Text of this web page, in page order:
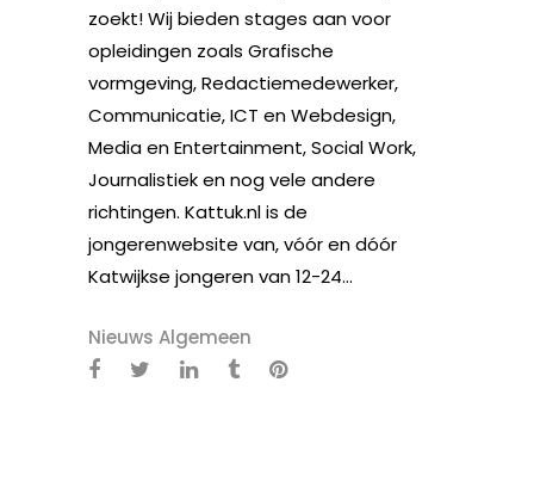
zoekt! Wij bieden stages aan voor
opleidingen zoals Grafische
vormgeving, Redactiemedewerker,
Communicatie, ICT en Webdesign,
Media en Entertainment, Social Work,
Journalistiek en nog vele andere
richtingen. Kattuk.nl is de
jongerenwebsite van, vóór en dóór
Katwijkse jongeren van 12-24...
Nieuws Algemeen